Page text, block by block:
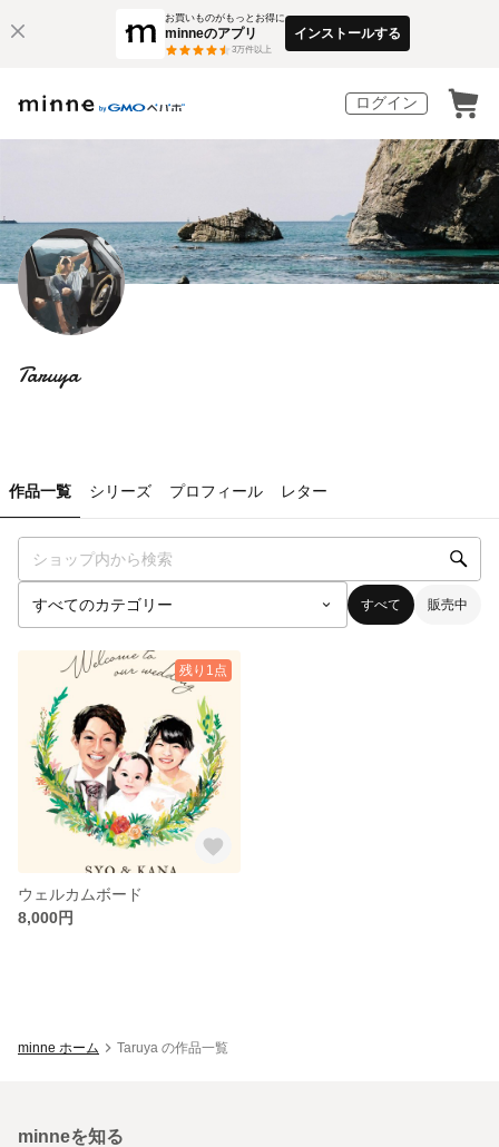
お買いものがもっとお得に
minneのアプリ
3万件以上
インストールする
ログイン
Taruya
作品一覧 シリーズ プロフィール レター
すべて 販売中
残り1点
ウェルカムボード
8,000円
minne ホーム Taruya の作品一覧
minneを知る